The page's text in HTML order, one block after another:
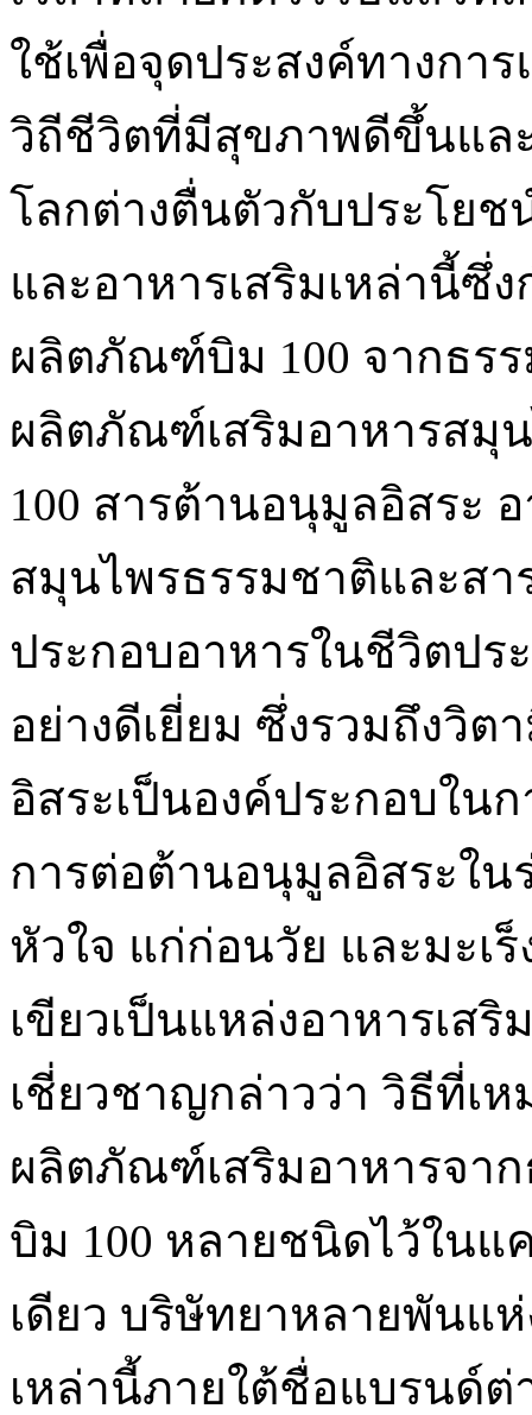
ใช้เพื่อจุดประสงค์ทางกา
วิถีชีวิตที่มีสุขภาพดีขึ้นแล
โลกต่างตื่นตัวกับประโย
และอาหารเสริมเหล่านี้ซึ่
ผลิตภัณฑ์บิม 100 จากธร
ผลิตภัณฑ์เสริมอาหารสมุ
100 สารต้านอนุมูลอิสระ
สมุนไพรธรรมชาติและส
ประกอบอาหารในชีวิตป
อย่างดีเยี่ยม ซึ่งรวมถึงวิ
อิสระเป็นองค์ประกอบใน
การต่อต้านอนุมูลอิสระใน
หัวใจ แก่ก่อนวัย และมะเ
เขียวเป็นแหล่งอาหารเส
เชี่ยวชาญกล่าวว่า วิธีที่เ
ผลิตภัณฑ์เสริมอาหารจา
บิม 100 หลายชนิดไว้ในแ
เดียว บริษัทยาหลายพันแ
เหล่านี้ภายใต้ชื่อแบรนด์ต่